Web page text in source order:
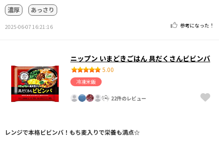
濃厚
あっさり
2025-06-07 16:21:16 参考になった！
ニップン いまどきごはん 具だくさんビビンバ
5.00
冷凍米飯
22件のレビュー
レンジで本格ビビンバ！もち麦入りで栄養も満点☆